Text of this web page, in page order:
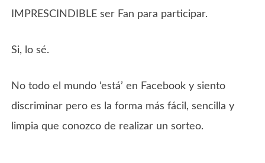
IMPRESCINDIBLE ser Fan para participar.
Si, lo sé.
No todo el mundo ‘está’ en Facebook y siento
discriminar pero es la forma más fácil, sencilla y
limpia que conozco de realizar un sorteo.